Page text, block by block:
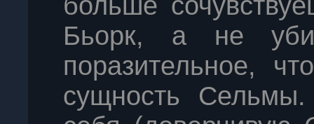
Бьорк, а не
поразительное,
сущность